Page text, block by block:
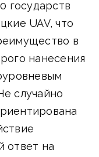
государств
UAV, что
в
нанесения
случайно
ответ на